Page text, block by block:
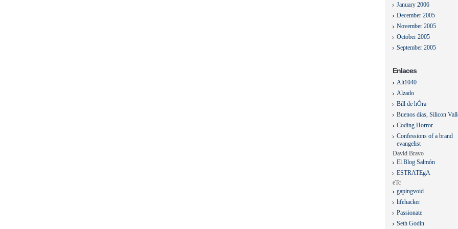
January 2006
December 2005
November 2005
October 2005
September 2005
Enlaces
Alt1040
Alzado
Bill de hÓra
Buenos días, Silicon
Coding Horror
Confessions of a brand
evangelist
David Bravo
El Blog Salmón
ESTRATEgA
eTc
gapingvoid
lifehacker
Passionate
Seth Godin